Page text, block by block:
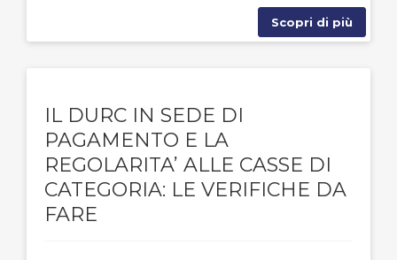
Scopri di più
IL DURC IN SEDE DI
PAGAMENTO E LA
REGOLARITA’ ALLE CASSE DI
CATEGORIA: LE VERIFICHE DA
FARE